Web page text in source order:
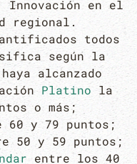
Innovación en el
regional.
todos
según la
alcanzado
Platino la
o más;
60 y 79 puntos;
50 y 59 puntos;
entre los 40